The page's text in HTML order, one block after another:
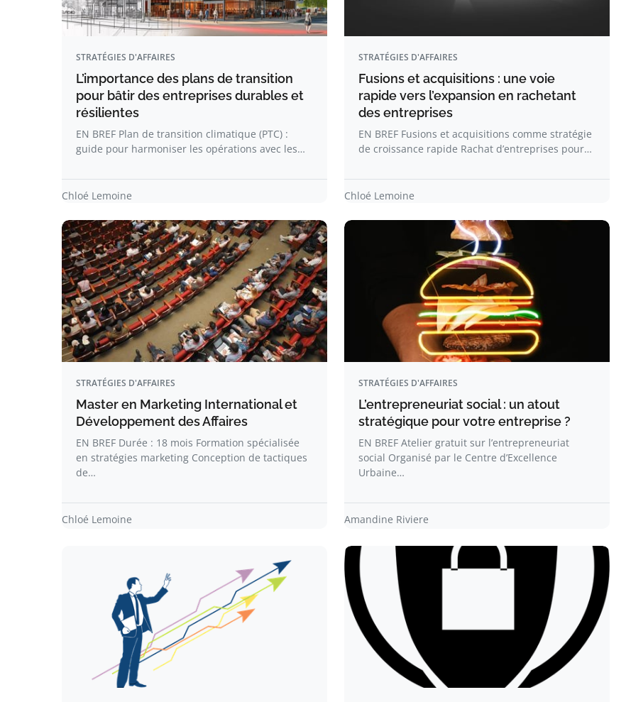
STRATÉGIES D'AFFAIRES
L’importance des plans de transition
pour bâtir des entreprises durables et
résilientes
EN BREF Plan de transition climatique (PTC) :
guide pour harmoniser les opérations avec les…
Chloé Lemoine
STRATÉGIES D'AFFAIRES
Fusions et acquisitions : une voie
rapide vers l’expansion en rachetant
des entreprises
EN BREF Fusions et acquisitions comme stratégie
de croissance rapide Rachat d’entreprises pour…
Chloé Lemoine
STRATÉGIES D'AFFAIRES
Master en Marketing International et
Développement des Affaires
EN BREF Durée : 18 mois Formation spécialisée
en stratégies marketing Conception de tactiques
de…
Chloé Lemoine
STRATÉGIES D'AFFAIRES
L’entrepreneuriat social : un atout
stratégique pour votre entreprise ?
EN BREF Atelier gratuit sur l’entrepreneuriat
social Organisé par le Centre d’Excellence
Urbaine…
Amandine Riviere